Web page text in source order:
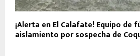
¡Alerta en El Calafate! Equipo de
aislamiento por sospecha de